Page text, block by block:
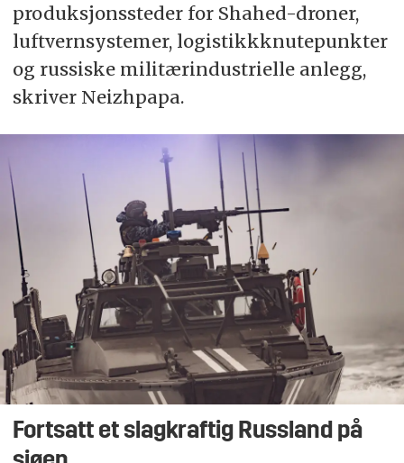
produksjonssteder for Shahed-droner,
luftvernsystemer, logistikkknutepunkter
og russiske militærindustrielle anlegg,
skriver Neizhpapa.
Fortsatt et slagkraftig Russland på